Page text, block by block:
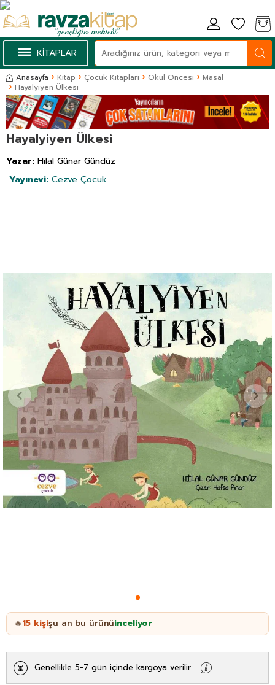
KİTAPLAR
Anasayfa Kitap Çocuk Kitapları Okul Öncesi
Masal
Hayalyiyen Ülkesi
Hayalyiyen Ülkesi
Yazar: Hilal Günar Gündüz
Yayınevi: Cezve Çocuk
🔥15 kişişu an bu ürünüinceliyor
Genellikle 5-7 gün içinde kargoya verilir.